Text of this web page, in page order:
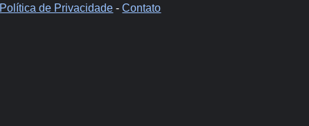
Política de Privacidade -Contato